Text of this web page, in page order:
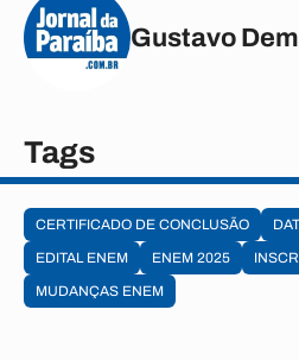
Gustavo
Tags
CERTIFICADO DE CONCLUSÃO
EDITAL ENEM
ENEM 2025
MUDANÇAS ENEM